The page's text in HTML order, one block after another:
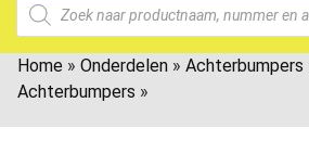
Home » Onderdelen » Achterbumpers
Achterbumpers »